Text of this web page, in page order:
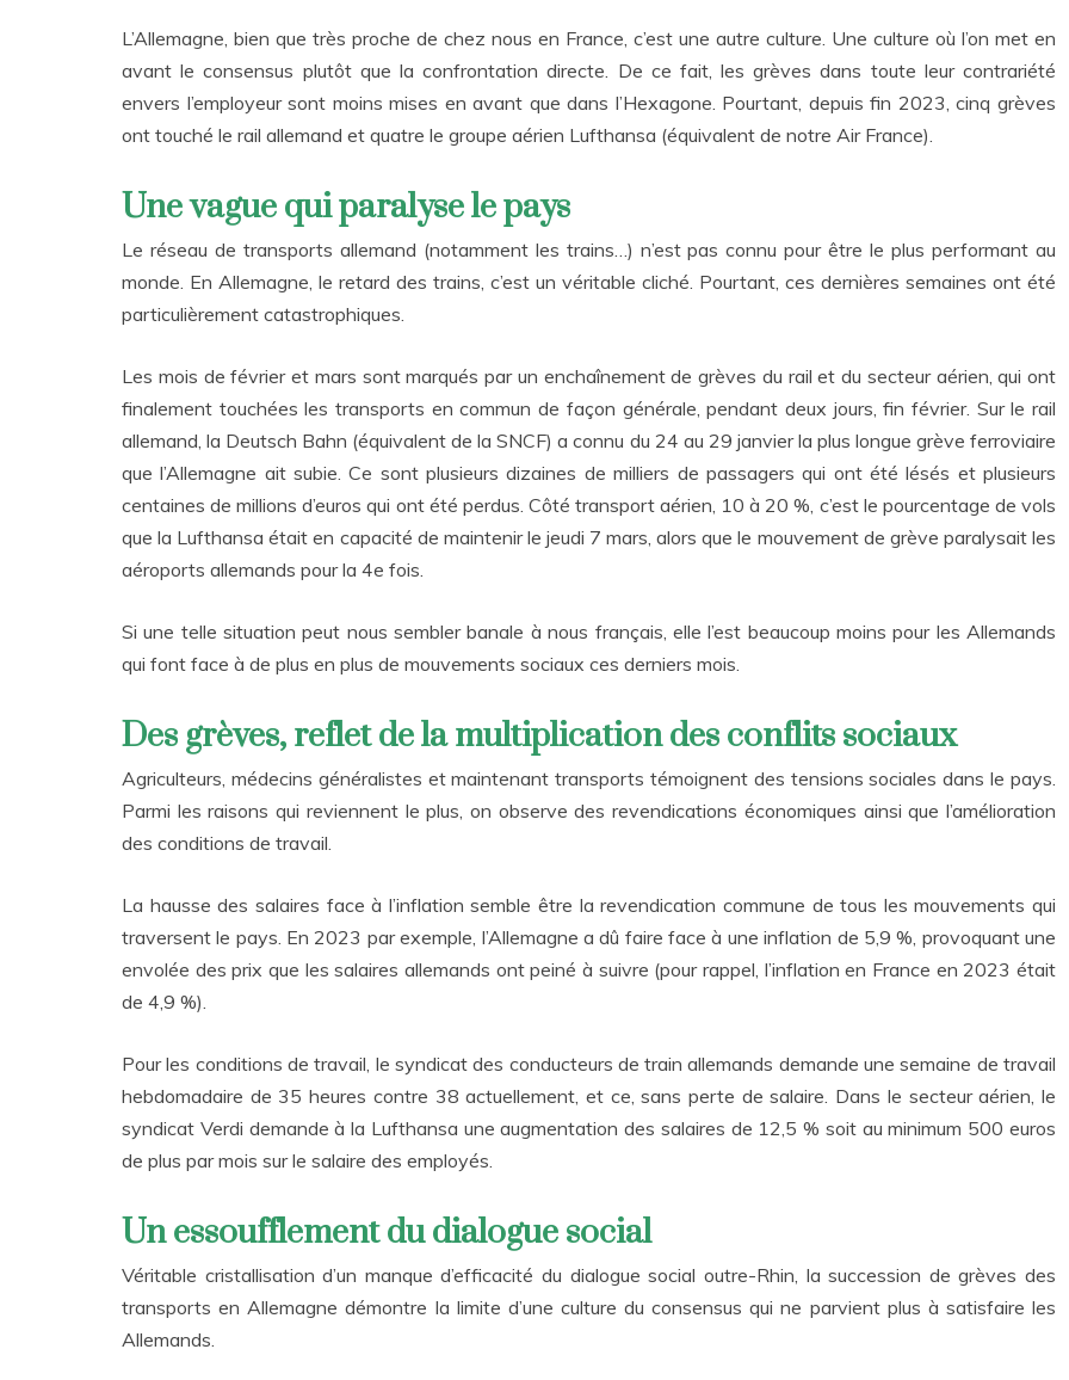
L’Allemagne, bien que très proche de chez nous en France, c’est une autre culture. Une culture où l’on met en
avant le consensus plutôt que la confrontation directe. De ce fait, les grèves dans toute leur contrariété
envers l’employeur sont moins mises en avant que dans l’Hexagone. Pourtant, depuis fin 2023, cinq grèves
ont touché le rail allemand et quatre le groupe aérien Lufthansa (équivalent de notre Air France).
Une vague qui paralyse le pays
Le réseau de transports allemand (notamment les trains…) n’est pas connu pour être le plus performant au
monde. En Allemagne, le retard des trains, c’est un véritable cliché. Pourtant, ces dernières semaines ont été
particulièrement catastrophiques.
Les mois de février et mars sont marqués par un enchaînement de grèves du rail et du secteur aérien, qui ont
finalement touchées les transports en commun de façon générale, pendant deux jours, fin février. Sur le rail
allemand, la Deutsch Bahn (équivalent de la SNCF) a connu du 24 au 29 janvier la plus longue grève ferroviaire
que l’Allemagne ait subie. Ce sont plusieurs dizaines de milliers de passagers qui ont été lésés et plusieurs
centaines de millions d’euros qui ont été perdus. Côté transport aérien, 10 à 20 %, c’est le pourcentage de vols
que la Lufthansa était en capacité de maintenir le jeudi 7 mars, alors que le mouvement de grève paralysait les
aéroports allemands pour la 4e fois.
Si une telle situation peut nous sembler banale à nous français, elle l’est beaucoup moins pour les Allemands
qui font face à de plus en plus de mouvements sociaux ces derniers mois.
Des grèves, reflet de la multiplication des conflits sociaux
Agriculteurs, médecins généralistes et maintenant transports témoignent des tensions sociales dans le pays.
Parmi les raisons qui reviennent le plus, on observe des revendications économiques ainsi que l’amélioration
des conditions de travail.
La hausse des salaires face à l’inflation semble être la revendication commune de tous les mouvements qui
traversent le pays. En 2023 par exemple, l’Allemagne a dû faire face à une inflation de 5,9 %, provoquant une
envolée des prix que les salaires allemands ont peiné à suivre (pour rappel, l’inflation en France en 2023 était
de 4,9 %).
Pour les conditions de travail, le syndicat des conducteurs de train allemands demande une semaine de travail
hebdomadaire de 35 heures contre 38 actuellement, et ce, sans perte de salaire. Dans le secteur aérien, le
syndicat Verdi demande à la Lufthansa une augmentation des salaires de 12,5 % soit au minimum 500 euros
de plus par mois sur le salaire des employés.
Un essoufflement du dialogue social
Véritable cristallisation d’un manque d’efficacité du dialogue social outre-Rhin, la succession de grèves des
transports en Allemagne démontre la limite d’une culture du consensus qui ne parvient plus à satisfaire les
Allemands.